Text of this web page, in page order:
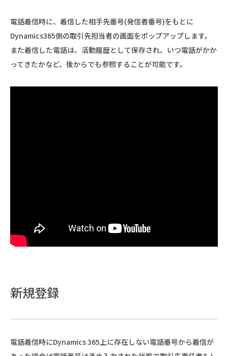
電話着信時に、着信した相手先番号(発信者番号)をもとに
Dynamics365側の取引先担当者の画面をポップアップします。
また着信した電話は、活動履歴として保存され、いつ電話がかか
ってきたかなど、後からでも参照することが可能です。
新規登録
電話着信時にDynamics 365上に存在しない電話番号から着信が